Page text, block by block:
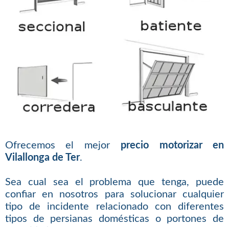
Ofrecemos el mejor precio motorizar en
Vilallonga de Ter.
Sea cual sea el problema que tenga, puede
confiar en nosotros para solucionar cualquier
tipo de incidente relacionado con diferentes
tipos de persianas domésticas o portones de